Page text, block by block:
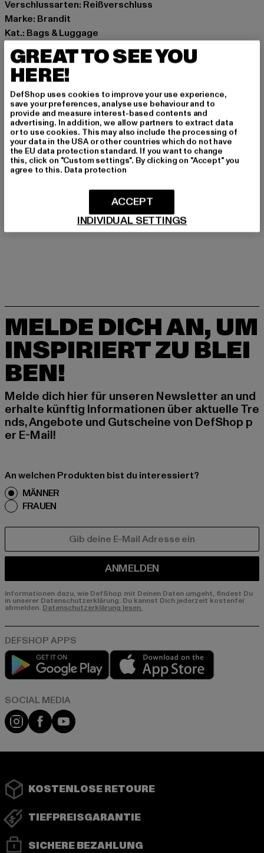
Verschlussarten: Reißverschluss
Marke: Brandit
Kat.: Bags & Luggage
Farbe: beige
Hersteller Farbe: camel
Materialzusammensetzung: 100% Polyester
Art.Nr: BD8118-00804
Hersteller: Brandit Textil GmbH |info@brandit-wear.com
Spichernstraße 6a | 50672 Köln | DE
GRÖSSE & PASSFORM
LIEFERUNG & RÜCKGABE
MELDE DICH AN, UM
INSPIRIERT ZU BLEI
BEN!
Melde dich hier für unseren Newsletter an und
erhalte künftig Informationen über aktuelle Tre
nds, Angebote und Gutscheine von DefShop p
er E-Mail!
An welchen Produkten bist du interessiert?
MÄNNER
FRAUEN
ANMELDEN
Informationen dazu, wie DefShop mit Deinen Daten umgeht, findest Du
in unserer Datenschutzerklärung. Du kannst Dich jederzeit kostenfei
abmelden. Datenschutzerklärung lesen.
Play market
Instagram
FacebookYouTube
KOSTENLOSE RETOURE
TIEFPREISGARANTIE
SICHERE BEZAHLUNG
GREAT TO SEE YOU
HERE!
DefShop uses cookies to improve your use experience,
save your preferences, analyse use behaviour and to
provide and measure interest-based contents and
advertising. In addition, we allow partners to extract data
or to use cookies. This may also include the processing of
your data in the USA or other countries which do not have
the EU data protection standard. If you want to change
this, click on "Custom settings". By clicking on "Accept" you
agree to this. Data protection
INDIVIDUAL SETTINGS
ACCEPT